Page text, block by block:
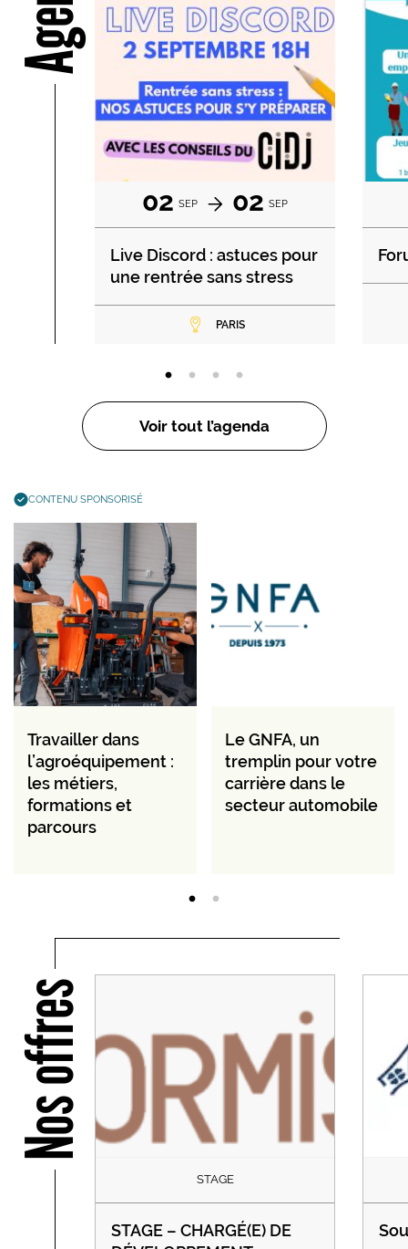
02 SEP 02 SEP
Live Discord : astuces pour
une rentrée sans stress
PARIS
Voir tout l’agenda
CONTENU SPONSORISÉ
Travailler dans
l’agroéquipement :
les métiers,
formations et
parcours
Le GNFA, un
tremplin pour votre
carrière dans le
secteur automobile
Nos offres
STAGE
STAGE – CHARGÉ(E) DE